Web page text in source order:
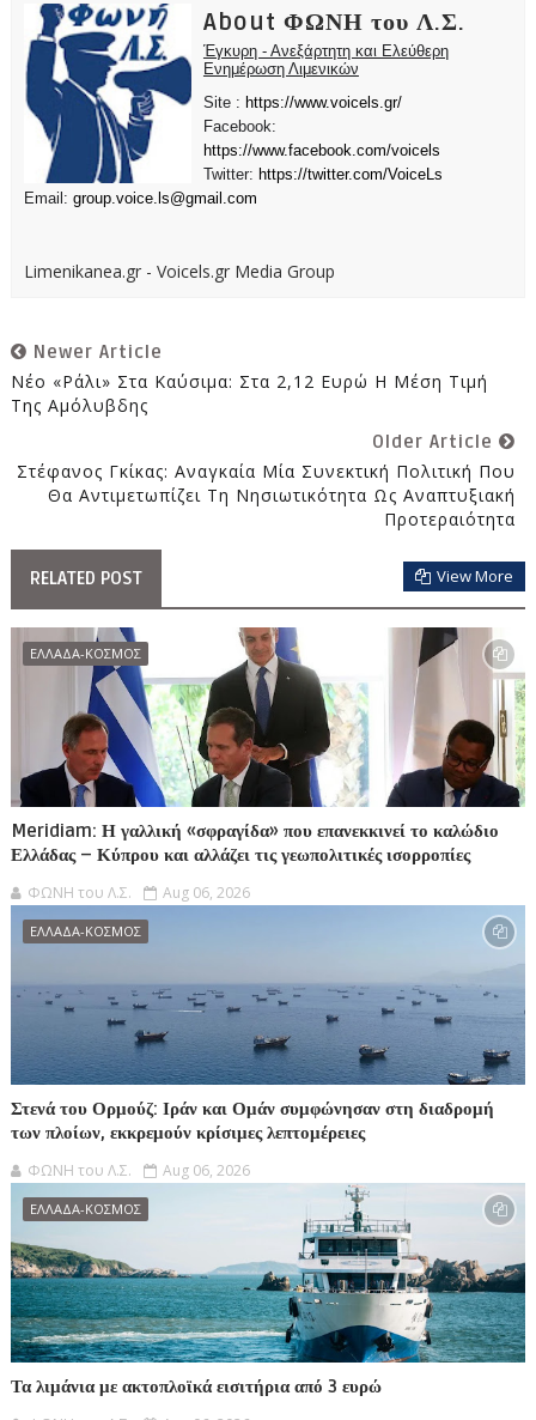
About ΦΩΝΗ του Λ.Σ.
Έγκυρη - Ανεξάρτητη και Ελεύθερη
Ενημέρωση Λιμενικών
Site : https://www.voicels.gr/
Facebook:
https://www.facebook.com/voicels
Twitter: https://twitter.com/VoiceLs
Email: group.voice.ls@gmail.com
Limenikanea.gr - Voicels.gr Media Group
Newer Article
Νέο «ράλι» Στα Καύσιμα: Στα 2,12 Ευρώ Η Μέση Τιμή
Της Αμόλυβδης
Older Article
Στέφανος Γκίκας: Αναγκαία Μία Συνεκτική Πολιτική Που
Θα Αντιμετωπίζει Τη Νησιωτικότητα Ως Αναπτυξιακή
Προτεραιότητα
RELATED POST View More
ΕΛΛΑΔΑ-ΚΟΣΜΟΣ
Meridiam: Η γαλλική «σφραγίδα» που επανεκκινεί το καλώδιο
Ελλάδας – Κύπρου και αλλάζει τις γεωπολιτικές ισορροπίες
ΦΩΝΗ του Λ.Σ. Aug 06, 2026
ΕΛΛΑΔΑ-ΚΟΣΜΟΣ
Στενά του Ορμούζ: Ιράν και Ομάν συμφώνησαν στη διαδρομή
των πλοίων, εκκρεμούν κρίσιμες λεπτομέρειες
ΦΩΝΗ του Λ.Σ. Aug 06, 2026
ΕΛΛΑΔΑ-ΚΟΣΜΟΣ
Τα λιμάνια με ακτοπλοϊκά εισιτήρια από 3 ευρώ